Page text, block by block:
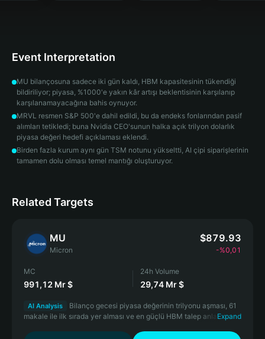
Event Interpretation
MU bilançosuna sadece iki gün kaldı, HBM kapasitesinin tükendiği
bildiriliyor; piyasa, %1000'e yakın kâr artışı beklentisinin karşılanıp
karşılanamayacağına bahis oynuyor.
MRVL resmen S&P 500'e dahil edildi, bu da endeks fonlarından pasif
alımları tetikledi; buna Nvidia CEO'sunun halka açık trilyon dolarlık
piyasa değeri hedefi açıklaması eklendi.
Birden fazla kurum aynı gün TSM notunu yükseltti, AI çipi siparişlerinin
tamamen dolu olması temel mantığı oluşturuyor.
Related Targets
MU $879.93
Micron -%0,01
MC
991,12 Mr $
24h Volume
29,74 Mr $
AI Analysis
Bilanço gecesi piyasa değerinin trilyonu aşması, 61
makale ile ilk sırada yer alması ve en güçlü HBM talep anlatısına
Expand